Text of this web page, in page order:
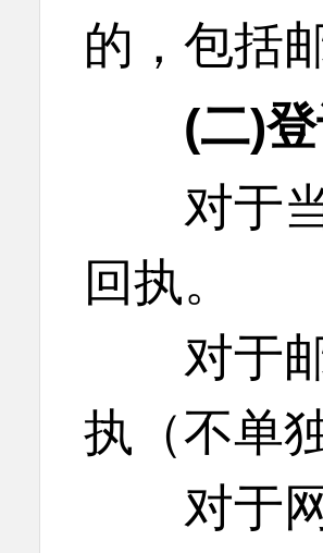
的，包括
(二)
对于当
回执。
对于邮
执（不单
对于网